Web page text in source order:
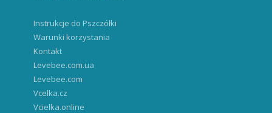
Instrukcje do Pszczółki
Warunki korzystania
Kontakt
Levebee.com.ua
Levebee.com
Vcelka.cz
Vcielka.online